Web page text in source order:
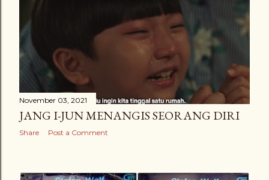
November 03, 2021
JANG I-JUN MENANGIS SEORANG DIRI
Share Post a Comment